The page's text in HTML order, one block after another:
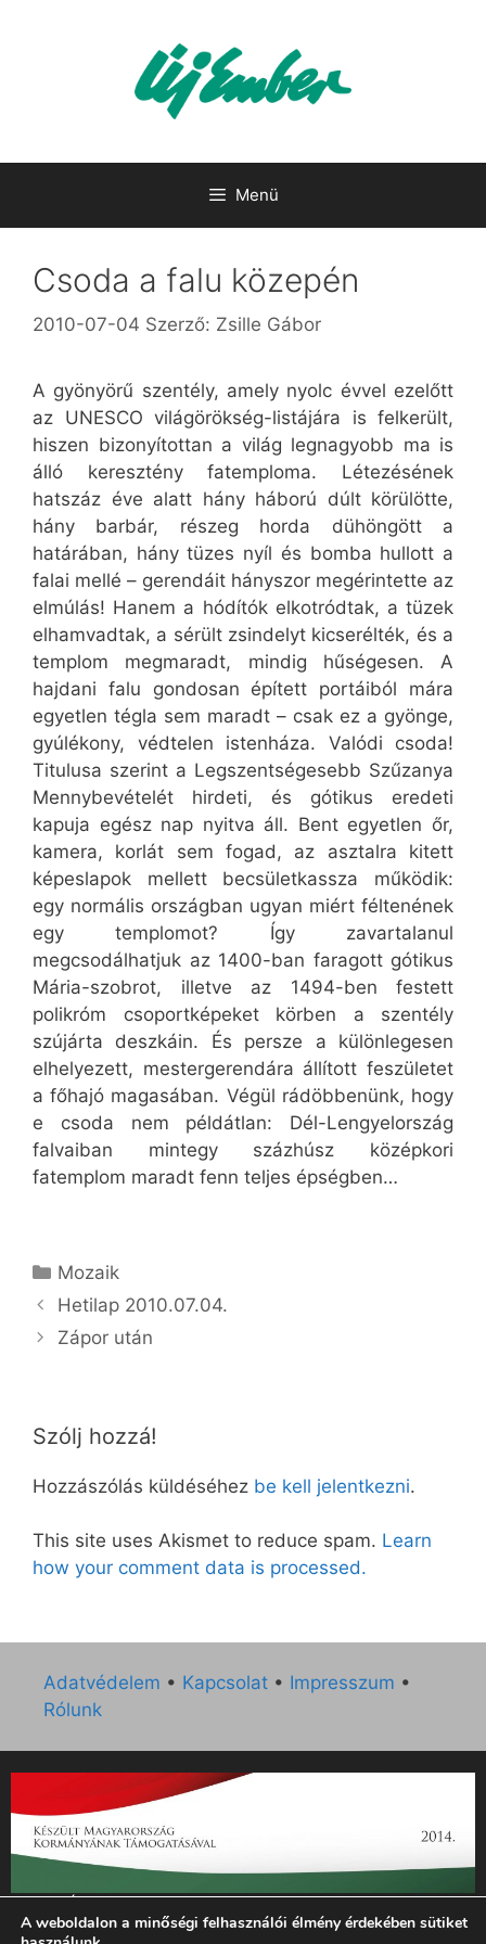
Menü
Csoda a falu közepén
2010-07-04 Szerző: Zsille Gábor
A gyönyörű szentély, amely nyolc évvel ezelőtt
az UNESCO világörökség-listájára is felkerült,
hiszen bizonyítottan a világ legnagyobb ma is
álló keresztény fatemploma. Létezésének
hatszáz éve alatt hány háború dúlt körülötte,
hány barbár, részeg horda dühöngött a
határában, hány tüzes nyíl és bomba hullott a
falai mellé – gerendáit hányszor megérintette az
elmúlás! Hanem a hódítók elkotródtak, a tüzek
elhamvadtak, a sérült zsindelyt kicserélték, és a
templom megmaradt, mindig hűségesen. A
hajdani falu gondosan épített portáiból mára
egyetlen tégla sem maradt – csak ez a gyönge,
gyúlékony, védtelen istenháza. Valódi csoda!
Titulusa szerint a Legszentségesebb Szűzanya
Mennybevételét hirdeti, és gótikus eredeti
kapuja egész nap nyitva áll. Bent egyetlen őr,
kamera, korlát sem fogad, az asztalra kitett
képeslapok mellett becsületkassza működik:
egy normális országban ugyan miért féltenének
egy templomot? Így zavartalanul
megcsodálhatjuk az 1400-ban faragott gótikus
Mária-szobrot, illetve az 1494-ben festett
polikróm csoportképeket körben a szentély
szújárta deszkáin. És persze a különlegesen
elhelyezett, mestergerendára állított feszületet
a főhajó magasában. Végül rádöbbenünk, hogy
e csoda nem példátlan: Dél-Lengyelország
falvaiban mintegy százhúsz középkori
fatemplom maradt fenn teljes épségben…
Kategória
Mozaik
Hetilap 2010.07.04.
Zápor után
Szólj hozzá!
Hozzászólás küldéséhez be kell jelentkezni.
This site uses Akismet to reduce spam. Learn
how your comment data is processed.
Adatvédelem • Kapcsolat • Impresszum •
Rólunk
„Az Új Ember katolikus hetilap 2014. évi működésének
támogatását az EGYH-KCP-14-P-0121 sz. támogatási
A weboldalon a minőségi felhasználói élmény érdekében sütiket